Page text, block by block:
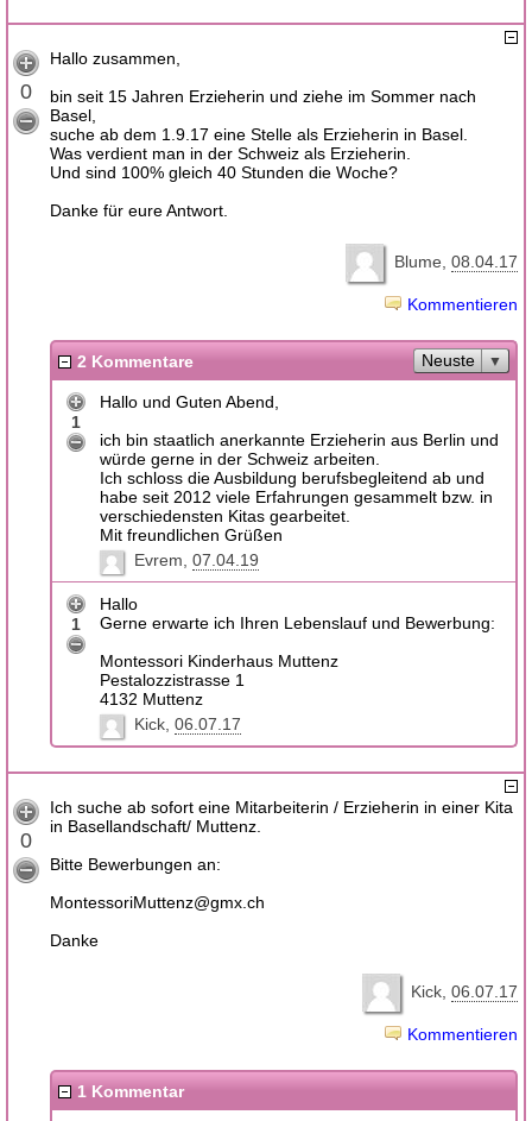
0
Hallo zusammen,
bin seit 15 Jahren Erzieherin und ziehe im Sommer nach
Basel,
suche ab dem 1.9.17 eine Stelle als Erzieherin in Basel.
Was verdient man in der Schweiz als Erzieherin.
Und sind 100% gleich 40 Stunden die Woche?
Danke für eure Antwort.
Blume 08.04.17
Kommentieren
2 Kommentare Neuste
1
Hallo und Guten Abend,
ich bin staatlich anerkannte Erzieherin aus Berlin und
würde gerne in der Schweiz arbeiten.
Ich schloss die Ausbildung berufsbegleitend ab und
habe seit 2012 viele Erfahrungen gesammelt bzw. in
verschiedensten Kitas gearbeitet.
Mit freundlichen Grüßen
Evrem 07.04.19
1
Hallo
Gerne erwarte ich Ihren Lebenslauf und Bewerbung:
Montessori Kinderhaus Muttenz
Pestalozzistrasse 1
4132 Muttenz
Kick 06.07.17
0
Ich suche ab sofort eine Mitarbeiterin / Erzieherin in einer Kita
in Basellandschaft/ Muttenz.
Bitte Bewerbungen an:
MontessoriMuttenz@gmx.ch
Danke
Kick 06.07.17
Kommentieren
1 Kommentar